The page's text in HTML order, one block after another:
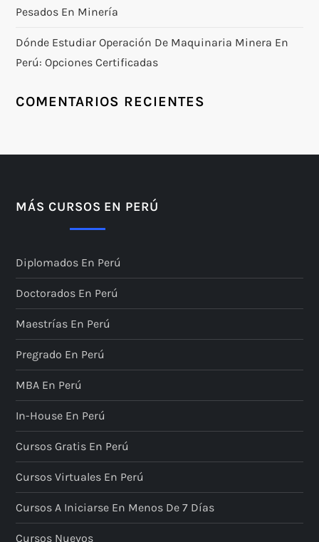
Pesados En Minería
Dónde Estudiar Operación De Maquinaria Minera En
Perú: Opciones Certificadas
COMENTARIOS RECIENTES
MÁS CURSOS EN PERÚ
Diplomados En Perú
Doctorados En Perú
Maestrías En Perú
Pregrado En Perú
MBA En Perú
In-House En Perú
Cursos Gratis En Perú
Cursos Virtuales En Perú
Cursos A Iniciarse En Menos De 7 Días
Cursos Nuevos